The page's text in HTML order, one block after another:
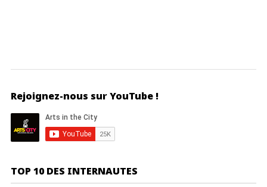
Rejoignez-nous sur YouTube !
TOP 10 DES INTERNAUTES